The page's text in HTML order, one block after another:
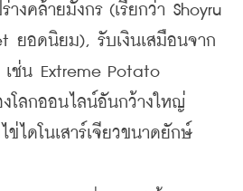
งคล้ายมังกร (เรียกว่า Shoyru
ยอดนิยม), รับเงินเสมือนจาก
เช่น Extreme Potato
โลกออนไลน์อันกว้างใหญ่
ข่ไดโนเสาร์เจียวขนาดยักษ์